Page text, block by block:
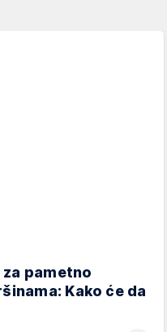
pametno
Kako će da